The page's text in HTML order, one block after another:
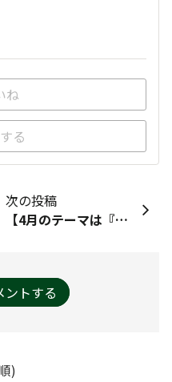
ね
る
次の投稿
【4月のテーマは『タリーズで“これがあると助かるな”と感じること』！🎈✨】ノンファットミルクがあると嬉しいです🤗以前はあったのでしょうか？私が意識するようになり、カスタマイズを申し出ると ない とのことで。体調に合わせて、そのままかソイに変更してますが。。。
ントする
)